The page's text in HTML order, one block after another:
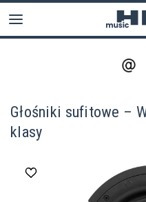
Głośniki sufitowe –
klasy